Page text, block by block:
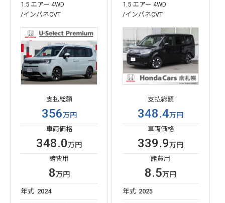
1.5 エアー 4WD
/インパネCVT
支払総額
356万円
車両価格
348.0万円
諸費用
8万円
年式 2024
1.5 エアー 4WD
/インパネCVT
支払総額
348.4万円
車両価格
339.9万円
諸費用
8.5万円
年式 2025